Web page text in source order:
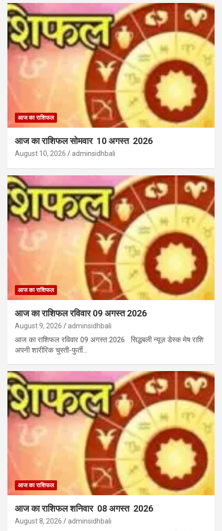
आज का राशिफल
आज का राशिफल सोमवार 10 अगस्त 2026
August 10, 2026 adminsidhbali
आज का राशिफल
आज का राशिफल रविवार 09 अगस्त 2026
August 9, 2026 adminsidhbali
आज का राशिफल रविवार 09 अगस्त 2026 सिद्धबली न्यूज़ डेस्क मेष राशि
अपनी शारीरिक चुस्ती-फुर्ती…
आज का राशिफल
आज का राशिफल शनिवार 08 अगस्त 2026
August 8, 2026 adminsidhbali